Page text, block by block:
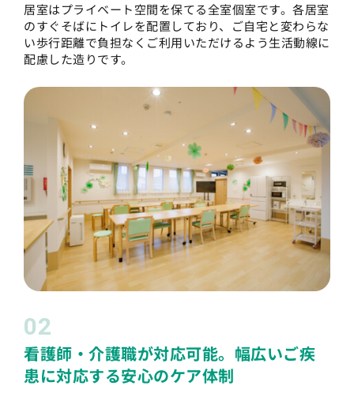
居室はプライベート空間を保てる全室個室です。各居室
のすぐそばにトイレを配置しており、ご自宅と変わらな
い歩行距離で負担なくご利用いただけるよう生活動線に
配慮した造りです。
02
看護師・介護職が対応可能。幅広いご疾
患に対応する安心のケア体制